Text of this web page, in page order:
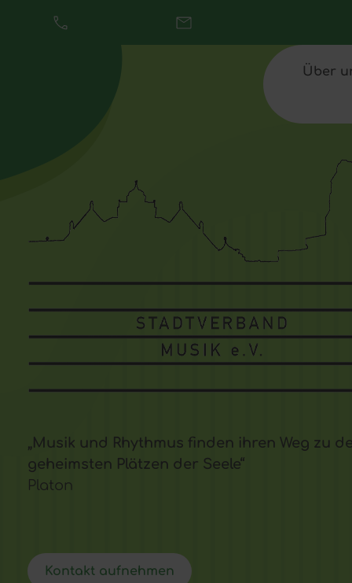
Über
„Musik und Rhythmus finden ihren Weg zu
geheimsten Plätzen der Seele“
Platon
Kontakt aufnehmen